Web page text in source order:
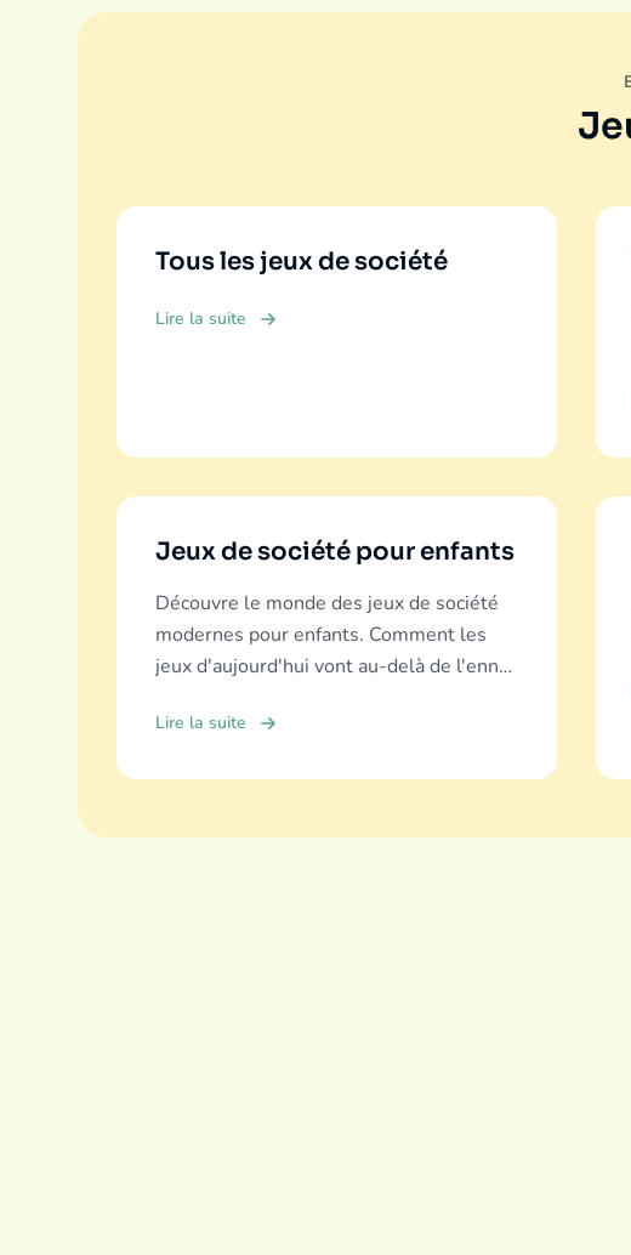
Tous les jeux de société
Lire la suite
Jeux de société pour enfants
Découvre le monde des jeux de société
modernes pour enfants. Comment les
jeux d'aujourd'hui vont au-delà de l'ennui
familiaux.
Lire la suite